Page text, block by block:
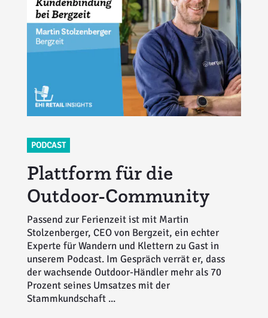
PODCAST
Plattform für die
Outdoor-Community
Passend zur Ferienzeit ist mit Martin
Stolzenberger, CEO von Bergzeit, ein echter
Experte für Wandern und Klettern zu Gast in
unserem Podcast. Im Gespräch verrät er, dass
der wachsende Outdoor-Händler mehr als 70
Prozent seines Umsatzes mit der
Stammkundschaft ...
Weiterbildung
Marktmacher
Inventurdifferenzen + Sicherheit
KI + Robotics
Ladenplanung + Einrichtung
Logistik + Verpackung
Marketing
Payment
Personal
Public Relations
EHI LAB
Mitglieder